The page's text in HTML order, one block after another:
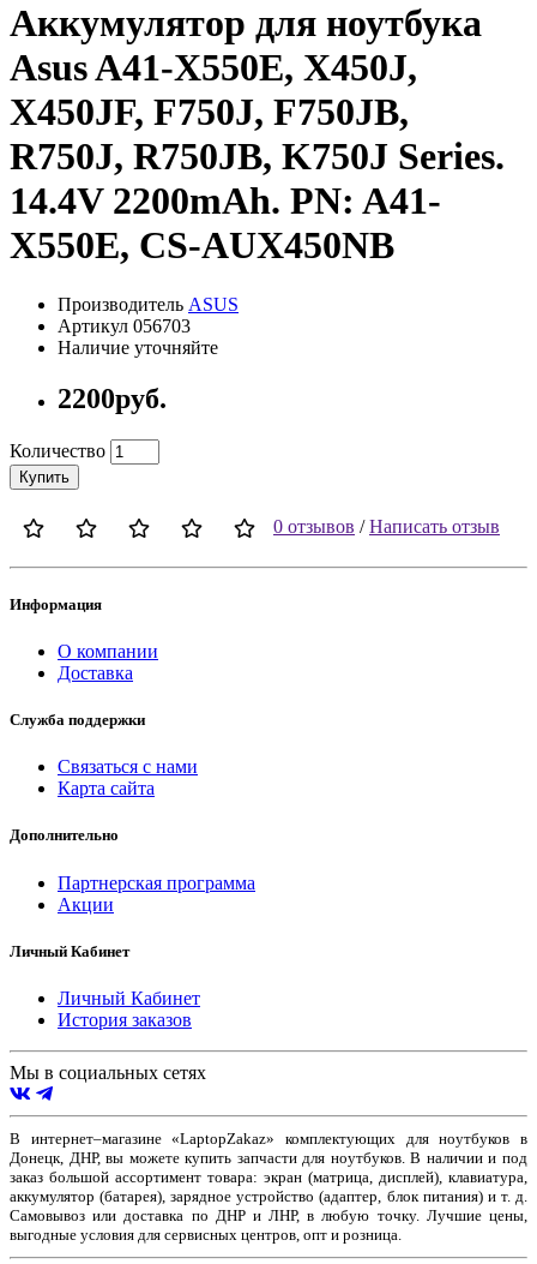
Аккумулятор для ноутбука
Asus A41-X550E, X450J,
X450JF, F750J, F750JB,
R750J, R750JB, K750J Series.
14.4V 2200mAh. PN: A41-
X550E, CS-AUX450NB
Производитель ASUS
Артикул 056703
Наличие уточняйте
2200руб.
Количество
Купить
0 отзывов /Написать отзыв
Информация
О компании
Доставка
Служба поддержки
Связаться с нами
Карта сайта
Дополнительно
Партнерская программа
Акции
Личный Кабинет
Личный Кабинет
История заказов
Мы в социальных сетях
В интернет–магазине «LaptopZakaz» комплектующих для ноутбуков в
Донецк, ДНР, вы можете купить запчасти для ноутбуков. В наличии и под
заказ большой ассортимент товара: экран (матрица, дисплей), клавиатура,
аккумулятор (батарея), зарядное устройство (адаптер, блок питания) и т. д.
Самовывоз или доставка по ДНР и ЛНР, в любую точку. Лучшие цены,
выгодные условия для сервисных центров, опт и розница.